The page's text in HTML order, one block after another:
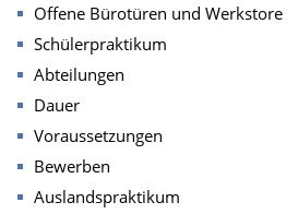
Offene Bürotüren und Werkstore
Schülerpraktikum
Abteilungen
Dauer
Voraussetzungen
Bewerben
Auslandspraktikum